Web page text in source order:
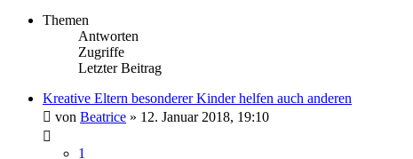
Themen
Antworten
Zugriffe
Letzter Beitrag
Kreative Eltern besonderer Kinder helfen auch anderen
von Beatrice » 12. Januar 2018, 19:10
1